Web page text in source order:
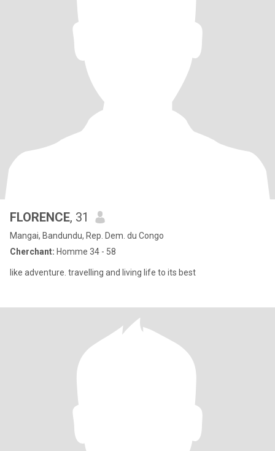
FLORENCE, 31
Mangai, Bandundu, Rep. Dem. du Congo
Cherchant: Homme 34 - 58
like adventure. travelling and living life to its best